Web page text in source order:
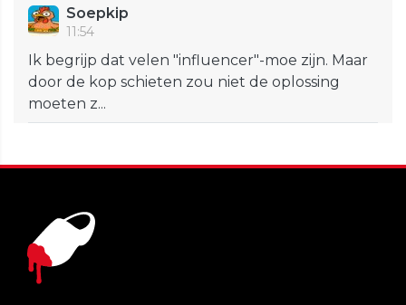
Soepkip
11:54
Ik begrijp dat velen "influencer"-moe zijn. Maar
door de kop schieten zou niet de oplossing
moeten z...